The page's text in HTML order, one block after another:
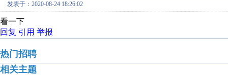
发表于：2020-08-24 18:26:02
看一下
回复 引用 举报
热门招聘
相关主题